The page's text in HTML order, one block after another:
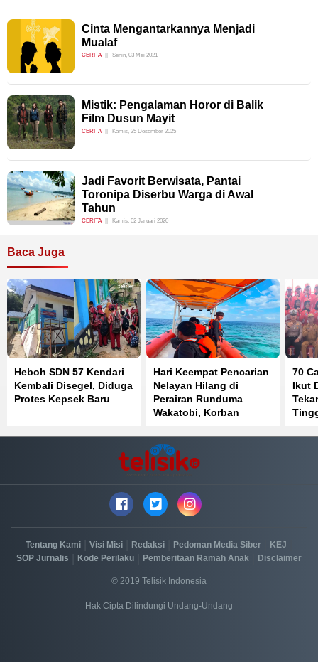
Cinta Mengantarkannya Menjadi
Mualaf
CERITA Senin, 03 Mei 2021
Mistik: Pengalaman Horor di Balik
Film Dusun Mayit
CERITA Kamis, 25 Desember 2025
Jadi Favorit Berwisata, Pantai
Toronipa Diserbu Warga di Awal
Tahun
CERITA Kamis, 02 Januari 2020
Baca Juga
Heboh SDN 57 Kendari
Kembali Disegel, Diduga
Protes Kepsek Baru
Hari Keempat Pencarian
Nelayan Hilang di
Perairan Runduma
Wakatobi, Korban
70
Ikut
Tentang Kami Visi Misi Redaksi Pedoman Media Siber KEJ
SOP Jurnalis Kode Perilaku Pemberitaan Ramah Anak Disclaimer
© 2019 Telisik Indonesia
Hak Cipta Dilindungi Undang-Undang